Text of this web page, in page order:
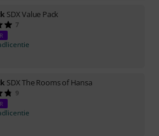
SDX Value Pack
7
SDX The Rooms of Hansa
9